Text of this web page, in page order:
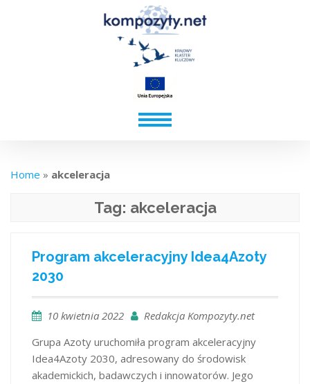
Home » akceleracja
Tag: akceleracja
Program akceleracyjny Idea4Azoty
2030
10 kwietnia 2022
Redakcja Kompozyty.net
Grupa Azoty uruchomiła program akceleracyjny
Idea4Azoty 2030, adresowany do środowisk
akademickich, badawczych i innowatorów. Jego